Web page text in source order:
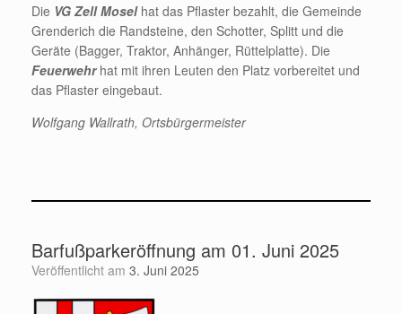
Die VG Zell Mosel hat das Pflaster bezahlt, die Gemeinde
Grenderich die Randsteine, den Schotter, Splitt und die
Geräte (Bagger, Traktor, Anhänger, Rüttelplatte). Die
Feuerwehrhat mit ihren Leuten den Platz vorbereitet und
das Pflaster eingebaut.
Wolfgang Wallrath, Ortsbürgermeister
Barfußparkeröffnung am 01. Juni 2025
Veröffentlicht am 3. Juni 2025